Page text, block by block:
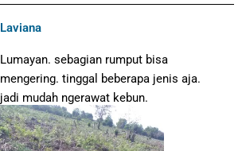
Laviana
Lumayan. sebagian rumput bisa
mengering. tinggal beberapa jenis aja.
jadi mudah ngerawat kebun.